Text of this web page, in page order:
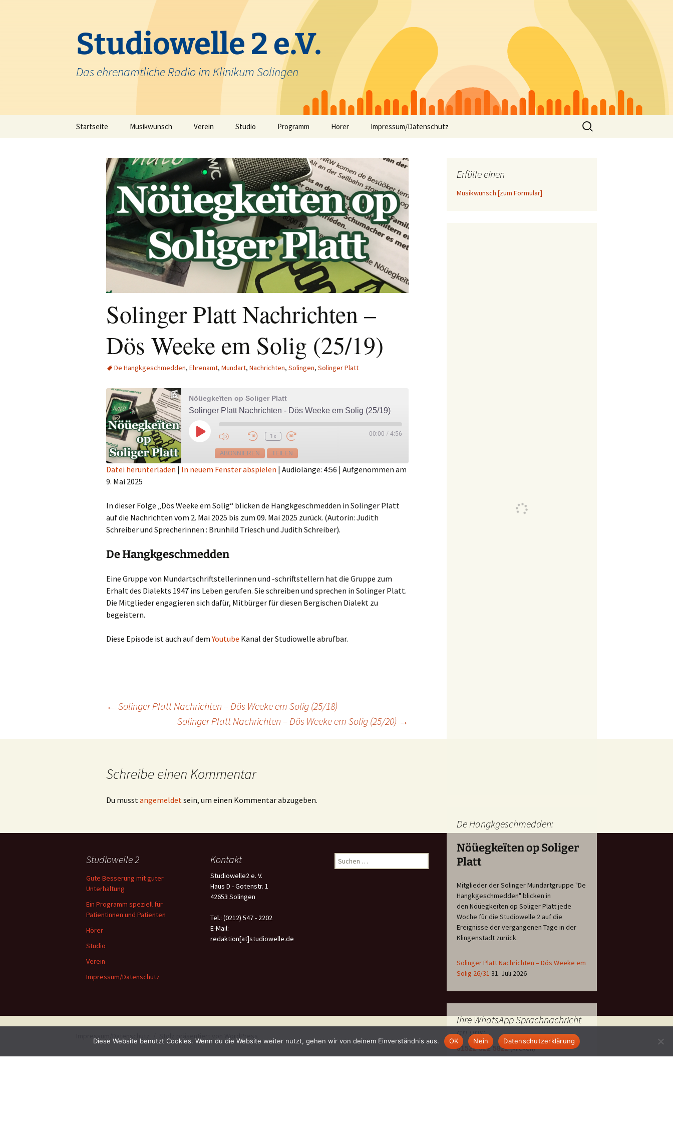
Studiowelle 2 e.V.
Das ehrenamtliche Radio im Klinikum Solingen
Startseite Musikwunsch Verein
Krankenhausfunk
Studio Programm
Platt – aktuelle Mundart
Jeck im Klinikum
TV-Angebot
Hörer Impressum/Datenschutz
Suchen
nach:
Solinger Platt Nachrichten –
Dös Weeke em Solig (25/19)
De Hangkgeschmedden, Ehrenamt, Mundart, Nachrichten, Solingen, Solinger Platt
Nöüegkeïten op Soliger Platt
Solinger Platt Nachrichten - Dös Weeke em Solig (25/19)
Play
Episode
1x 00:00 / 4:56
ABONNIEREN TEILEN
TEILEN
LINK
Datei herunterladen | In neuem Fenster abspielen | Audiolänge: 4:56 | Aufgenommen am
9. Mai 2025
In dieser Folge „Dös Weeke em Solig“ blicken de Hangkgeschmedden in Solinger Platt
auf die Nachrichten vom 2. Mai 2025 bis zum 09. Mai 2025 zurück. (Autorin: Judith
Schreiber und Sprecherinnen : Brunhild Triesch und Judith Schreiber).
De Hangkgeschmedden
Eine Gruppe von Mundartschriftstellerinnen und -schriftstellern hat die Gruppe zum
Erhalt des Dialekts 1947 ins Leben gerufen. Sie schreiben und sprechen in Solinger Platt.
Die Mitglieder engagieren sich dafür, Mitbürger für diesen Bergischen Dialekt zu
begeistern.
Diese Episode ist auch auf demYoutube Kanal der Studiowelle abrufbar.
Beitragsnavigation
← Solinger Platt Nachrichten – Dös Weeke em Solig (25/18)
Solinger Platt Nachrichten – Dös Weeke em Solig (25/20) →
Schreibe einen Kommentar
Du musstangemeldetsein, um einen Kommentar abzugeben.
Erfülle einen
Musikwunsch [zum Formular]
De Hangkgeschmedden:
Nöüegkeïten op Soliger
Platt
Mitglieder der Solinger Mundartgruppe "De
Hangkgeschmedden" blicken in
den Nöüegkeïten op Soliger Platt jede
Woche für die Studiowelle 2 auf die
Ereignisse der vergangenen Tage in der
Klingenstadt zurück.
Solinger Platt Nachrichten – Dös Weeke em
Solig 26/31 31. Juli 2026
Ihre WhatsApp Sprachnachricht
an uns:
01522 522 5822(klicken)
Studiowelle 2
Gute Besserung mit guter
Unterhaltung
Ein Programm speziell für
Patientinnen und Patienten
Hörer
Studio
Verein
Impressum/Datenschutz
Kontakt
Studiowelle2 e. V.
Haus D - Gotenstr. 1
42653 Solingen
Tel.: (0212) 547 - 2202
E-Mail:
redaktion[at]studiowelle.de
Suchen
nach:
Diese Website benutzt Cookies. Wenn du die Website weiter nutzt, gehen wir von deinem Einverständnis aus. OK Nein Datenschutzerklärung